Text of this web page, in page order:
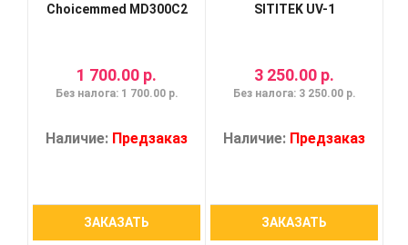
Choicemmed MD300C2
1 700.00 р.
Без налога: 1 700.00 р.
Наличие: Предзаказ
ЗАКАЗАТЬ
SITITEK UV-1
3 250.00 р.
Без налога: 3 250.00 р.
Наличие: Предзаказ
ЗАКАЗАТЬ